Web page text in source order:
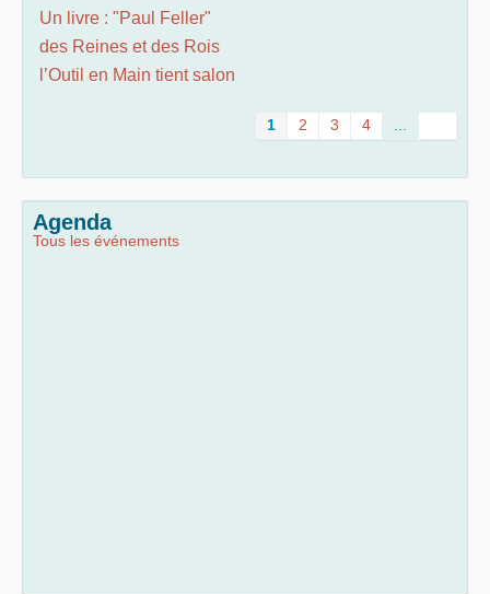
Un livre : "Paul Feller"
des Reines et des Rois
l’Outil en Main tient salon
1 2 3 4
Agenda
Tous les événements